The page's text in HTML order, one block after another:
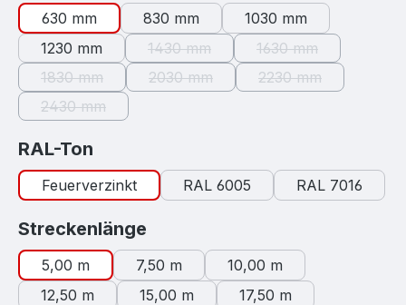
630 mm 830 mm
1030 mm
1230 mm
1430 mm
(Diese Option ist zurzeit nicht
1630 mm
(Diese Option ist
1830 mm
(Diese Option ist zurzeit nicht verfügbar.)
2030 mm
(Diese Option ist zurzeit nicht
2230 mm
(Diese Option ist
2430 mm
(Diese Option ist zurzeit nicht verfügbar.)
RAL-Ton
Feuerverzinkt RAL 6005 RAL 7016
Streckenlänge
5,00 m 7,50 m
10,00 m
12,50 m
15,00 m
17,50 m